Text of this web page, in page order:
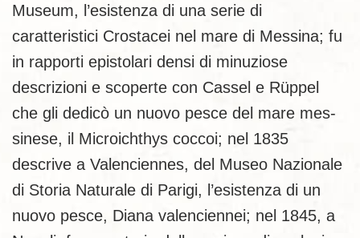
Museum, l’esistenza di una serie di
caratteristici Crostacei nel mare di Messina; fu
in rapporti epistolari densi di minuziose
descrizioni e scoperte con Cassel e Rüppel
che gli dedicò un nuovo pesce del mare mes­
sinese, il Microichthys coccoi; nel 1835
descrive a Valenciennes, del Museo Nazionale
di Storia Naturale di Parigi, l’esistenza di un
nuovo pesce, Diana valenciennei; nel 1845, a